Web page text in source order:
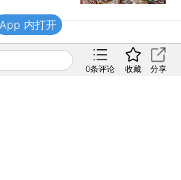
0条评论 收藏 分享
App 内打开